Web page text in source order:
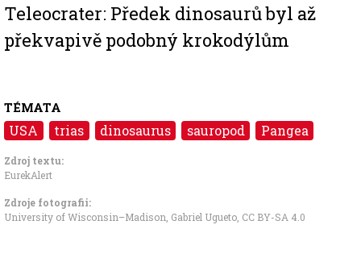
Teleocrater: Předek dinosaurů byl až
překvapivě podobný krokodýlům
TÉMATA
USA trias dinosaurus sauropod Pangea
Zdroj textu:
EurekAlert
Zdroje fotografii:
University of Wisconsin–Madison, Gabriel Ugueto CC BY-SA 4.0